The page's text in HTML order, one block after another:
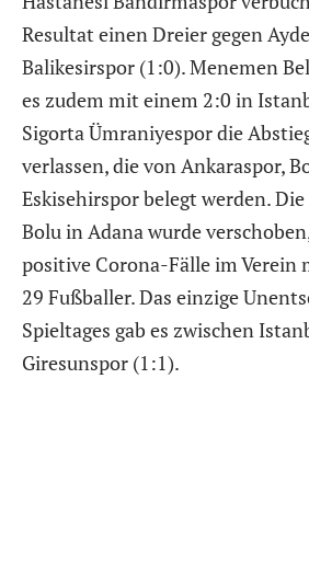
Resultat einen Dreier gegen
Balikesirspor (1:0). Menemen
es zudem mit einem 2:0 in
Sigorta Ümraniyespor die
verlassen, die von Ankaraspor,
Eskisehirspor belegt werden.
Bolu in Adana wurde
positive Corona-Fälle im Verein
29 Fußballer. Das einzige
Spieltages gab es zwischen
Giresunspor (1:1).